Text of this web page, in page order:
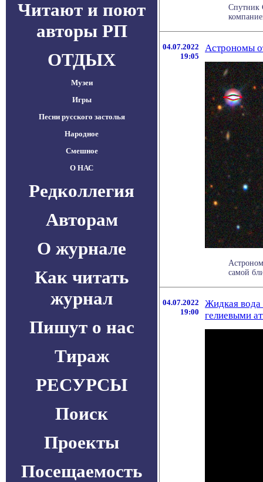
Читают и поют
авторы РП
ОТДЫХ
Музеи
Игры
Песни русского застолья
Народное
Смешное
О НАС
Редколлегия
Авторам
О журнале
Как читать
журнал
Пишут о нас
Тираж
РЕСУРСЫ
Поиск
Проекты
Посещаемость
Спутник
04.07.2022
19:05
Астрономы
самой
04.07.2022
19:00
Жидкая вода
гелиевыми